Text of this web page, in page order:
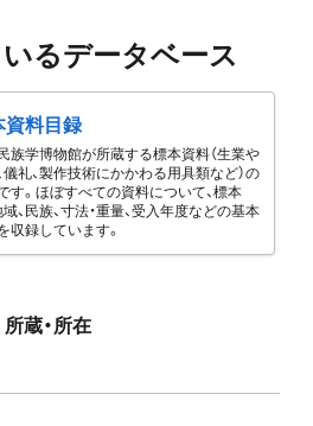
るデータベース
資料目録
族学博物館が所蔵する標本資料（生業や
儀礼、製作技術にかかわる用具類など）の
す。ほぼすべての資料について、標本
域、民族、寸法・重量、受入年度などの基本
収録しています。
所蔵・所在